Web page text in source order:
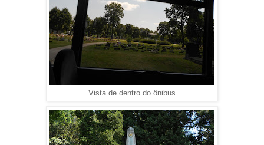
Vista de dentro do ônibus